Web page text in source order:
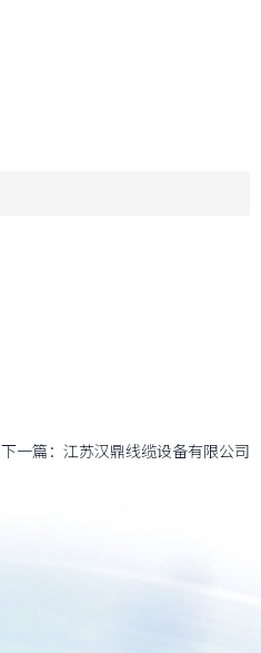
下一篇： 江苏汉鼎线缆设备有限公司